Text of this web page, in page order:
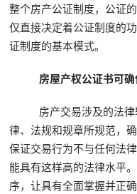
整个房产公证制度，公证
仅直接决定着公证制度的
证制度的基本模式。
房屋产权公证书可
房产交易涉及的法律
律、法规和规章所规范，
保证交易行为不与任何法
能具有这样高的法律水平
序，让具有全面掌握并正